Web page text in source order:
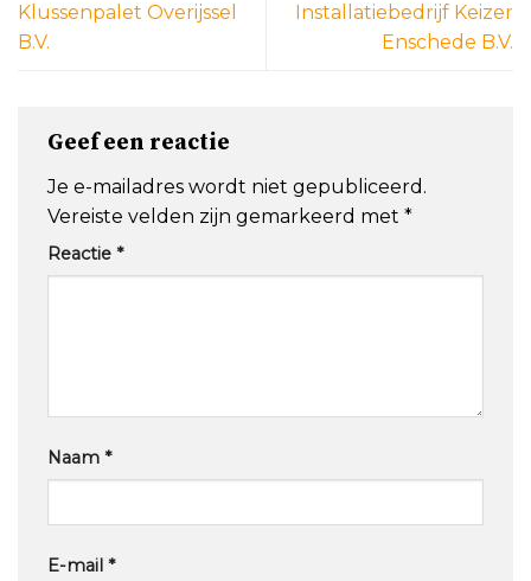
Klussenpalet Overijssel
B.V.
Installatiebedrijf Keizer
Enschede B.V.
Geef een reactie
Je e-mailadres wordt niet gepubliceerd.
Vereiste velden zijn gemarkeerd met *
Reactie *
Naam *
E-mail *